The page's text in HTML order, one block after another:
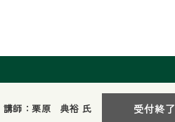
講師：栗原 典裕 氏 受付終了